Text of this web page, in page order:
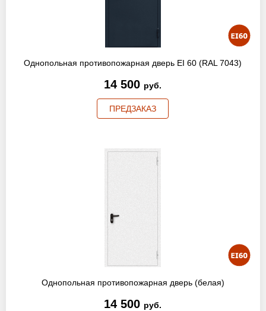
Однопольная противопожарная дверь EI 60 (RAL 7043)
14 500 руб.
ПРЕДЗАКАЗ
Однопольная противопожарная дверь (белая)
14 500 руб.